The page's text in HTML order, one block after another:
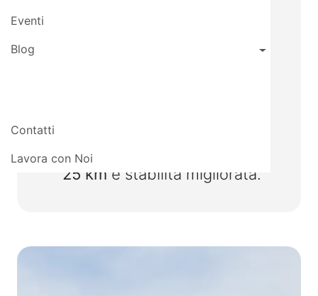
Eventi
Blog
Contatti
Lavora con NoiEnterprise
25 km e stabilità migliorata.